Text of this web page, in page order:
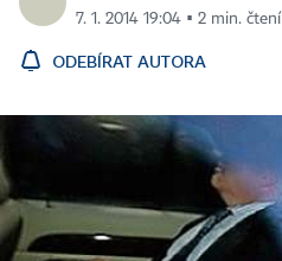
7. 1. 2014 19:04 ▪ 2 min. čtení
ODEBÍRAT AUTORA